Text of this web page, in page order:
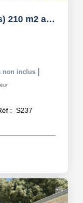
Maison Galargues 10 pièce(s) 210 m2 avec possibilités...
non inclus
: S237